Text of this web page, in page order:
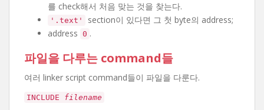
를 check해서 처음 맞는 것을 찾는다.
'.text'
section이 있다면 그 첫 byte의 address;
address 0 .
파일을 다루는 command들
여러 linker script command들이 파일을 다룬다.
INCLUDE filename